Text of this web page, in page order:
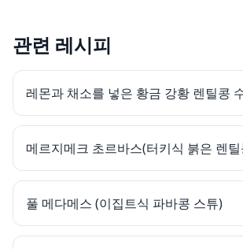
관련 레시피
레몬과 채소를 넣은 황금 강황 렌틸콩
메르지메크 초르바스(터키식 붉은 렌
풀 메다메스 (이집트식 파바콩 스튜)